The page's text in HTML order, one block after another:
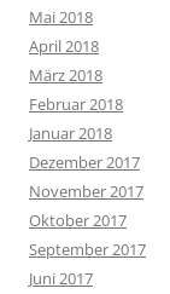
Mai 2018
April 2018
März 2018
Februar 2018
Januar 2018
Dezember 2017
November 2017
Oktober 2017
September 2017
Juni 2017